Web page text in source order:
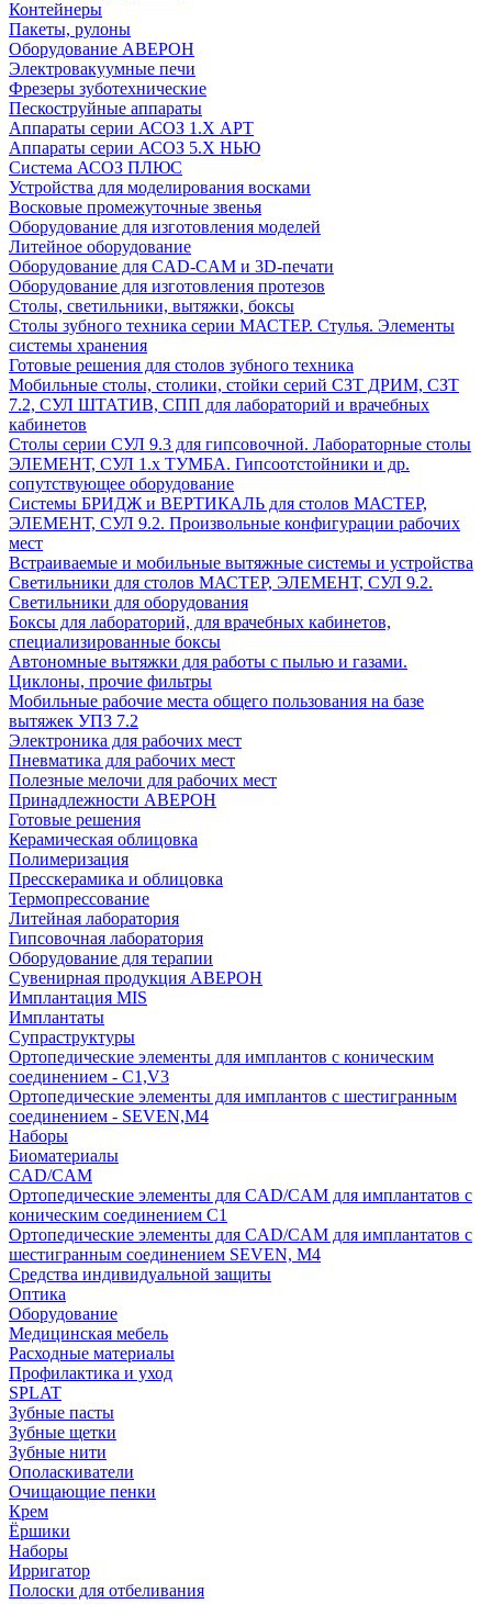
Контейнеры
Пакеты, рулоны
Оборудование АВЕРОН
Электровакуумные печи
Фрезеры зуботехнические
Пескоструйные аппараты
Аппараты серии АСОЗ 1.Х АРТ
Аппараты серии АСОЗ 5.Х НЬЮ
Система АСОЗ ПЛЮС
Устройства для моделирования восками
Восковые промежуточные звенья
Оборудование для изготовления моделей
Литейное оборудование
Оборудование для CAD-CAM и 3D-печати
Оборудование для изготовления протезов
Cтолы, светильники, вытяжки, боксы
Столы зубного техника серии МАСТЕР. Стулья. Элементы
системы хранения
Готовые решения для столов зубного техника
Мобильные столы, столики, стойки серий СЗТ ДРИМ, СЗТ
7.2, СУЛ ШТАТИВ, СПП для лабораторий и врачебных
кабинетов
Столы серии СУЛ 9.3 для гипсовочной. Лабораторные столы
ЭЛЕМЕНТ, СУЛ 1.х ТУМБА. Гипсоотстойники и др.
сопутствующее оборудование
Системы БРИДЖ и ВЕРТИКАЛЬ для столов МАСТЕР,
ЭЛЕМЕНТ, СУЛ 9.2. Произвольные конфигурации рабочих
мест
Встраиваемые и мобильные вытяжные системы и устройства
Светильники для столов МАСТЕР, ЭЛЕМЕНТ, СУЛ 9.2.
Светильники для оборудования
Боксы для лабораторий, для врачебных кабинетов,
специализированные боксы
Автономные вытяжки для работы с пылью и газами.
Циклоны, прочие фильтры
Мобильные рабочие места общего пользования на базе
вытяжек УПЗ 7.2
Электроника для рабочих мест
Пневматика для рабочих мест
Полезные мелочи для рабочих мест
Принадлежности АВЕРОН
Готовые решения
Керамическая облицовка
Полимеризация
Пресскерамика и облицовка
Термопрессование
Литейная лаборатория
Гипсовочная лаборатория
Оборудование для терапии
Сувенирная продукция АВЕРОН
Имплантация MIS
Имплантаты
Супраструктуры
Ортопедические элементы для имплантов с коническим
соединением - C1,V3
Ортопедические элементы для имплантов с шестигранным
соединением - SEVEN,M4
Наборы
Биоматериалы
CAD/CAM
Ортопедические элементы для CAD/CAM для имплантатов с
коническим соединением С1
Ортопедические элементы для CAD/CAM для имплантатов с
шестигранным соединением SEVEN, М4
Средства индивидуальной защиты
Оптика
Оборудование
Медицинская мебель
Расходные материалы
Профилактика и уход
SPLAT
Зубные пасты
Зубные щетки
Зубные нити
Ополаскиватели
Очищающие пенки
Крем
Ёршики
Наборы
Ирригатор
Полоски для отбеливания